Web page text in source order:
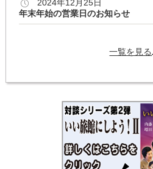
2024年12月25日
年末年始の営業日のお知らせ
一覧を見る